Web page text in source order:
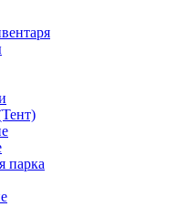
парка